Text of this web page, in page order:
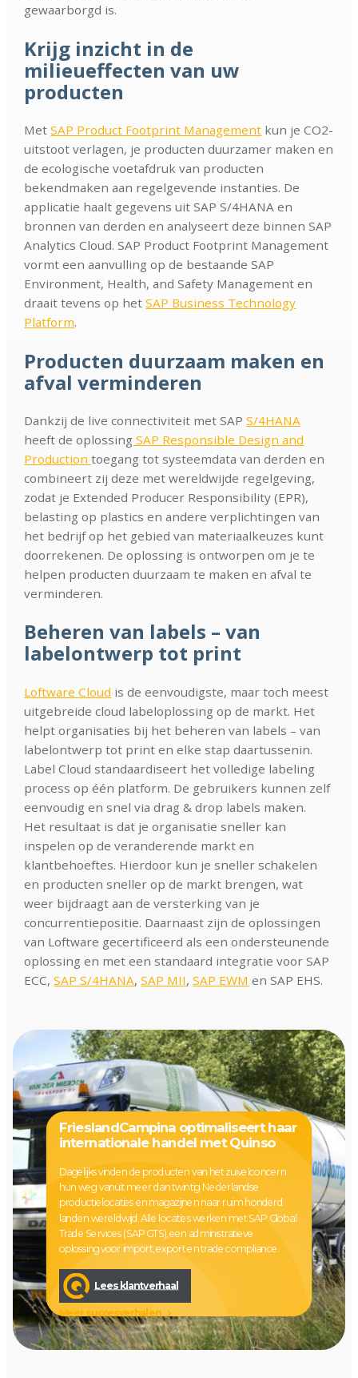
gewaarborgd is.
Krijg inzicht in de
milieueffecten van uw
producten
MetSAP Product Footprint Management kun je CO2-
uitstoot verlagen, je producten duurzamer maken en
de ecologische voetafdruk van producten
bekendmaken aan regelgevende instanties. De
applicatie haalt gegevens uit SAP S/4HANA en
bronnen van derden en analyseert deze binnen SAP
Analytics Cloud. SAP Product Footprint Management
vormt een aanvulling op de bestaande SAP
Environment, Health, and Safety Management en
draait tevens op hetSAP Business Technology
Platform.
Producten duurzaam maken en
afval verminderen
Dankzij de live connectiviteit met SAPS/4HANA
heeft de oplossing SAP Responsible Design and
Productiontoegang tot systeemdata van derden en
combineert zij deze met wereldwijde regelgeving,
zodat je Extended Producer Responsibility (EPR),
belasting op plastics en andere verplichtingen van
het bedrijf op het gebied van materiaalkeuzes kunt
doorrekenen. De oplossing is ontworpen om je te
helpen producten duurzaam te maken en afval te
verminderen.
Beheren van labels – van
labelontwerp tot print
Loftware Cloud is de eenvoudigste, maar toch meest
uitgebreide cloud labeloplossing op de markt. Het
helpt organisaties bij het beheren van labels – van
labelontwerp tot print en elke stap daartussenin.
Label Cloud standaardiseert het volledige labeling
process op één platform. De gebruikers kunnen zelf
eenvoudig en snel via drag & drop labels maken.
Het resultaat is dat je organisatie sneller kan
inspelen op de veranderende markt en
klantbehoeftes. Hierdoor kun je sneller schakelen
en producten sneller op de markt brengen, wat
weer bijdraagt aan de versterking van je
concurrentiepositie. Daarnaast zijn de oplossingen
van Loftware gecertificeerd als een ondersteunende
oplossing en met een standaard integratie voor SAP
ECC,SAP S/4HANA,SAP MII,SAP EWM en SAP EHS.
FrieslandCampina optimaliseert haar
internationale handel met Quinso
Dagelijks vinden de producten van het zuivelconcern
hun weg vanuit meer dan twintig Nederlandse
productielocaties en magazijnen naar ruim honderd
landen wereldwijd. Alle locaties werken met SAP Global
Trade Services (SAP GTS), een administratieve
oplossing voor import, export en trade compliance.
Lees klantverhaal
Meer succesverhalen